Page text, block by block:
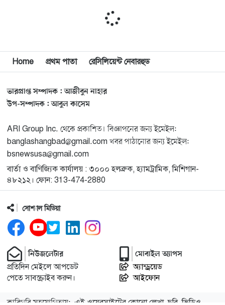
মিশিগানে ফ্রেন্ডস এন্ড ফ্যামিলির বনভোজনে প্রাণের উচ্ছ্বাস
মিশিগানে ডেমোক্র্যাটদের প্রাইমারিতে আল-সাইয়েদকে হারাতে
কেন এত মরিয়া ইসারায়েলি লবি এআইপ্যাক
১২
মুনা দাওয়াহ কনফারেন্স ২০২৬ সম্পর্কে প্রেস ব্রিফিং
১৩
শেখ হাসিনার সঙ্গে সংবাদ সম্মেলনে থাকছেন সাকিব আল
হাসান
১৪
যুক্তরাষ্ট্রকে ছাড়ে বাধ্য করতে কোন কৌশলে ওয়াশিংটনের ওপর
চাপ বাড়াচ্ছে ইরান
১৫
ওয়ান
১৬
মুক্তিযোদ্ধাদের তালিকা তৈরিতে সহযোগিতায় আগ্রহী যুক্তরাষ্ট্র
১৭
১৮
Home প্রথম পাতা রেসিলিয়েন্ট নেবারহুড
ভারপ্রাপ্ত সম্পাদক : আজীবুন নাহার
উপ-সম্পাদক : আবুল কাসেম
ARI Group Inc. থেকে প্রকাশিত। বিজ্ঞাপনের জন্য ইমেইল:
banglashangbad@gmail.com খবর পাঠানোর জন্য ইমেইল:
bsnewsusa@gmail.com
বার্তা ও বাণিজ্যিক কার্যালয় : ৩০০০ হলব্রুক, হ্যামট্রামিক, মিশিগান-
৪৮২১২। ফোন: 313-474-2880
সোশ্যাল মিডিয়া
নিউজলেটার
প্রতিদিন মেইলে আপডেট
পেতে সাবস্ক্রাইব করুন।
মোবাইল অ্যাপস
অ্যান্ড্রয়েড
আইফোন
এই ওয়েবসাইটের কোনো লেখা, ছবি, ভিডিও